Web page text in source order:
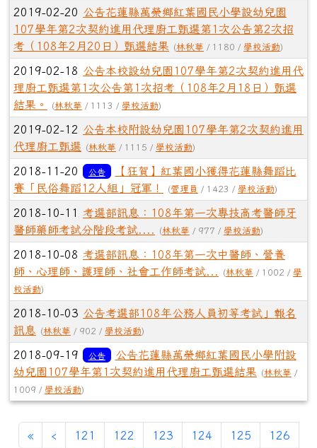
2019-02-20 公告花蓮縣萬榮鄉紅葉國民小學設幼兒園
107學年第2次契約進用代理廚工甄選第1次公告第2次招
考（108年2月20日）甄選結果
(林秋華 / 1180 / 學校活動)
2019-02-18 公告本校設幼兒園107學年第2次契約進用代
理廚工甄選第1次公告第1次招考（108年2月18日）甄選
結果。
(林秋華 / 1113 / 學校活動)
2019-02-12 公告本校附設幼兒園107學年第2次契約進用
代理廚工甄選
(林秋華 / 1115 / 學校活動)
2018-11-20 公告
【狂賀】紅葉國小獲得花蓮縣舞蹈比
賽「民俗舞蹈12人組」冠軍！
(管理員 / 1423 / 學校活動)
2018-10-11 考選部訊息：108年第一次專技高考醫師牙
醫師藥師考試分階段考試....
(林秋華 / 977 / 學校活動)
2018-10-08 考選部訊息：108年第一次中醫師、營養
師、心理師、護理師、社會工作師考試...
(林秋華 / 1002 / 學
校活動)
2018-10-03 公告考選部108年公務人員初等考試」報名
訊息
(林秋華 / 902 / 學校活動)
2018-09-19 公告
公告花蓮縣萬榮鄉紅葉國民小學附設
幼兒園107學年第1次契約進用代理廚工甄選結果
(林秋華 /
1009 / 學校活動)
«第一頁
‹上一頁
121 122 123 124 125 126